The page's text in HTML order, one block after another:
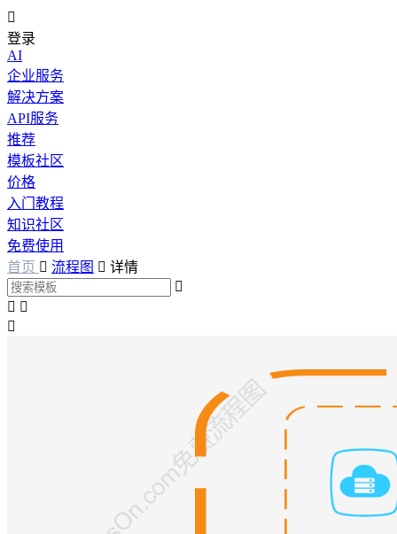

登录
AI
企业服务
解决方案
API服务
推荐
模板社区
价格
入门教程
知识社区
免费使用
首页  流程图  详情

 
